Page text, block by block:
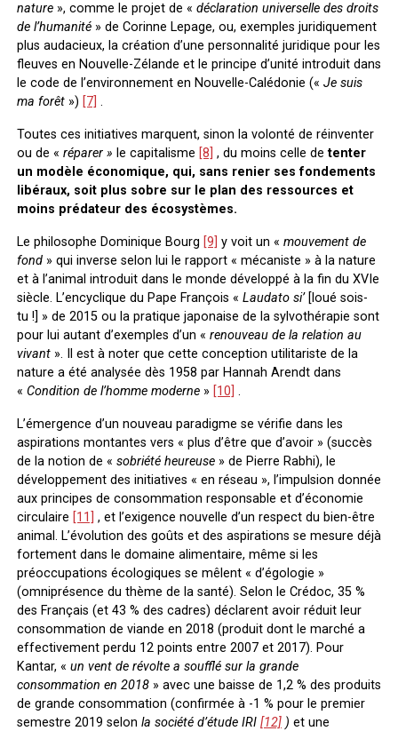
nature», comme le projet de « déclaration universelle des droits
de l’humanité» de Corinne Lepage, ou, exemples juridiquement
plus audacieux, la création d’une personnalité juridique pour les
fleuves en Nouvelle-Zélande et le principe d’unité introduit dans
le code de l’environnement en Nouvelle-Calédonie (« Je suis
ma forêt») [7] .
Toutes ces initiatives marquent, sinon la volonté de réinventer
ou de « réparer » le capitalisme [8] , du moins celle detenter
un modèle économique, qui, sans renier ses fondements
libéraux, soit plus sobre sur le plan des ressources et
moins prédateur des écosystèmes.
Le philosophe Dominique Bourg [9] y voit un « mouvement de
fond » qui inverse selon lui le rapport « mécaniste » à la nature
et à l’animal introduit dans le monde développé à la fin du XVIe
siècle. L’encyclique du Pape François « Laudato si’[loué sois-
tu !] » de 2015 ou la pratique japonaise de la sylvothérapie sont
pour lui autant d’exemples d’un « renouveau de la relation au
vivant ». Il est à noter que cette conception utilitariste de la
nature a été analysée dès 1958 par Hannah Arendt dans
« Condition de l’homme moderne» [10] .
L’émergence d’un nouveau paradigme se vérifie dans les
aspirations montantes vers « plus d’être que d’avoir » (succès
de la notion de « sobriété heureuse » de Pierre Rabhi), le
développement des initiatives « en réseau », l’impulsion donnée
aux principes de consommation responsable et d’économie
circulaire [11]
, et l’exigence nouvelle d’un respect du bien-être
animal. L’évolution des goûts et des aspirations se mesure déjà
fortement dans le domaine alimentaire, même si les
préoccupations écologiques se mêlent « d’égologie »
(omniprésence du thème de la santé). Selon le Crédoc, 35 %
des Français (et 43 % des cadres) déclarent avoir réduit leur
consommation de viande en 2018 (produit dont le marché a
effectivement perdu 12 points entre 2007 et 2017). Pour
Kantar, « un vent de révolte a soufflé sur la grande
consommation en 2018 » avec une baisse de 1,2 % des produits
de grande consommation (confirmée à -1 % pour le premier
semestre 2019 selon la société d’étude IRI [12]) et une